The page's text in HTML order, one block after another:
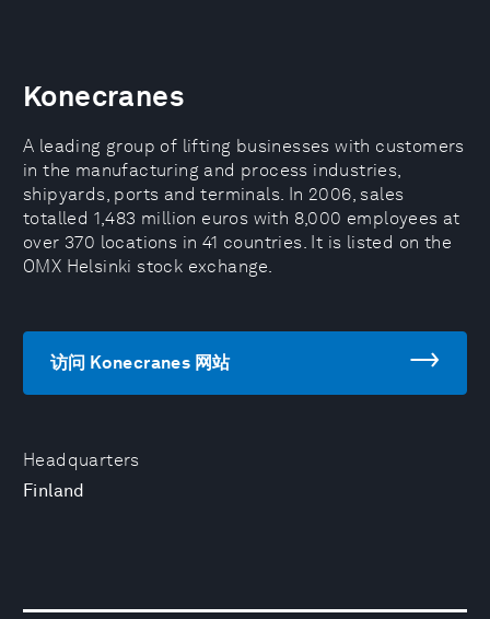
Headquarters
Finland
Konecranes
A leading group of lifting businesses with customers
in the manufacturing and process industries,
shipyards, ports and terminals. In 2006, sales
totalled 1,483 million euros with 8,000 employees at
over 370 locations in 41 countries. It is listed on the
OMX Helsinki stock exchange.
访问 Konecranes 网站